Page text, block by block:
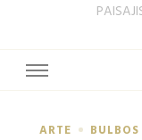
ARTE BULBOS